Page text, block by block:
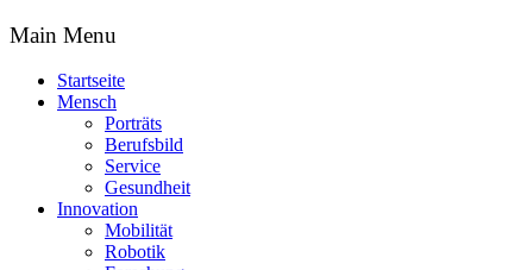
Main Menu
Startseite
Mensch
Porträts
Berufsbild
Service
Gesundheit
Innovation
Mobilität
Robotik